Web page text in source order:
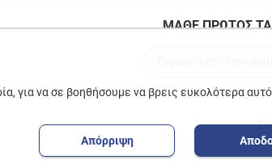
ΜΑΘΕ ΠΡΩΤΟΣ
για να σε βοηθήσουμε να βρεις ευκολότερα
Απόρριψη